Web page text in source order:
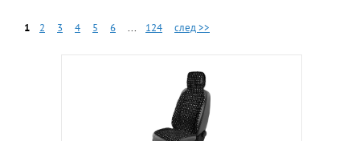
1 2 3 4 5 6 ... 124 след >>